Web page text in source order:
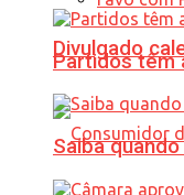
Divulgado
Partidos têm
Saiba